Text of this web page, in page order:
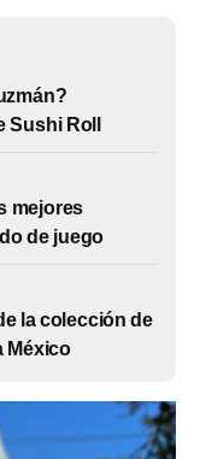
Sushi Roll
mejores
de juego
la colección de
México